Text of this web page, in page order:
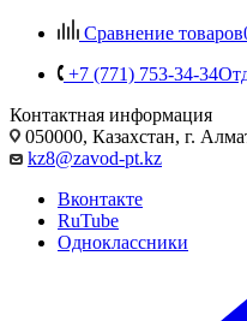
Сравнение товаров
+7 (771) 753-34-34
Контактная информация
050000, Казахстан, г.
kz8@zavod-pt.kz
Вконтакте
RuTube
Одноклассники